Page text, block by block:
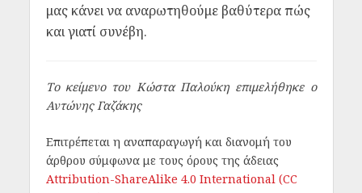
μας κάνει να αναρωτηθούμε βαθύτερα πώς
και γιατί συνέβη.
Το κείμενο του Κώστα Παλούκη επιμελήθηκε ο
Αντώνης Γαζάκης
Επιτρέπεται η αναπαραγωγή και διανομή του
άρθρου σύμφωνα με τους όρους της άδειας
Attribution-ShareAlike 4.0 International (CC